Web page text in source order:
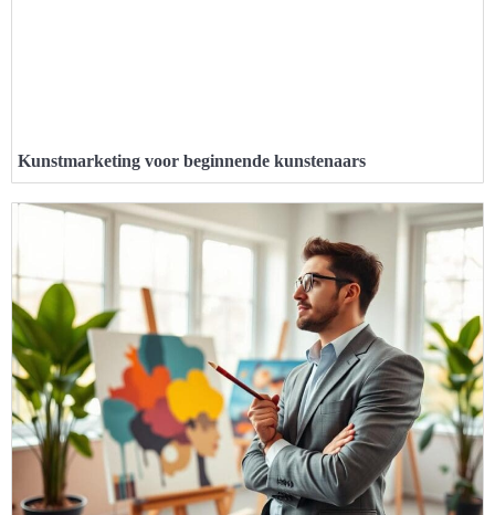
Kunstmarketing voor beginnende kunstenaars